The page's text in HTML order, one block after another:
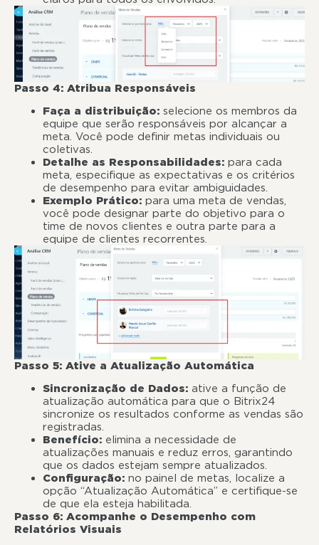
Passo 4: Atribua Responsáveis
Faça a distribuição: selecione os membros da
equipe que serão responsáveis por alcançar a
meta. Você pode definir metas individuais ou
coletivas.
Detalhe as Responsabilidades: para cada
meta, especifique as expectativas e os critérios
de desempenho para evitar ambiguidades.
Exemplo Prático: para uma meta de vendas,
você pode designar parte do objetivo para o
time de novos clientes e outra parte para a
equipe de clientes recorrentes.
Passo 5: Ative a Atualização Automática
Sincronização de Dados: ative a função de
atualização automática para que o Bitrix24
sincronize os resultados conforme as vendas são
registradas.
Benefício: elimina a necessidade de
atualizações manuais e reduz erros, garantindo
que os dados estejam sempre atualizados.
Configuração: no painel de metas, localize a
opção “Atualização Automática” e certifique-se
de que ela esteja habilitada.
Passo 6: Acompanhe o Desempenho com
Relatórios Visuais